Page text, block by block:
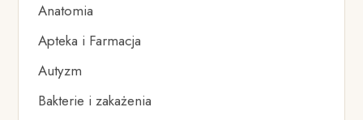
Anatomia
Apteka i Farmacja
Autyzm
Bakterie i zakażenia